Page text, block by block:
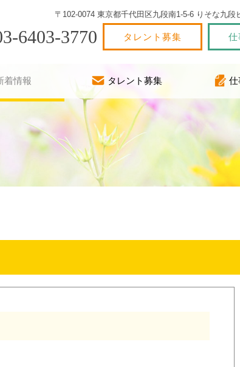
〒102-0074 東京都千代田区九段南1-5-6 りそな九段
6403-3770 タレント募集 仕
着情報 タレント募集 仕